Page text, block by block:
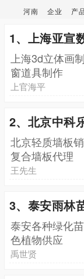
河南 企业 产
1、上海亚宣
上海3d立体画
窗道具制作
上官海平
2、北京中科
北京轻质墙板
复合墙板代理
王先生
3、泰安雨林
泰安各种绿化
色植物供应
禹世贤